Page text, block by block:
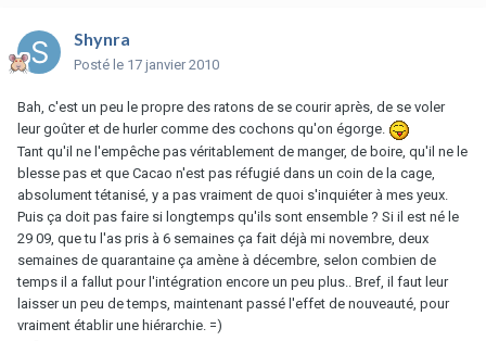
Shynra
Posté le 17 janvier 2010
Bah, c'est un peu le propre des ratons de se courir après, de se voler
leur goûter et de hurler comme des cochons qu'on égorge.
Tant qu'il ne l'empêche pas véritablement de manger, de boire, qu'il ne le
blesse pas et que Cacao n'est pas réfugié dans un coin de la cage,
absolument tétanisé, y a pas vraiment de quoi s'inquiéter à mes yeux.
Puis ça doit pas faire si longtemps qu'ils sont ensemble ? Si il est né le
29 09, que tu l'as pris à 6 semaines ça fait déjà mi novembre, deux
semaines de quarantaine ça amène à décembre, selon combien de
temps il a fallut pour l'intégration encore un peu plus.. Bref, il faut leur
laisser un peu de temps, maintenant passé l'effet de nouveauté, pour
vraiment établir une hiérarchie. =)